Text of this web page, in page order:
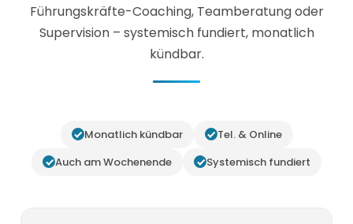
Führungskräfte-Coaching, Teamberatung oder
Supervision – systemisch fundiert, monatlich
kündbar.
Monatlich kündbar
Tel. & Online
Auch am Wochenende
Systemisch fundiert